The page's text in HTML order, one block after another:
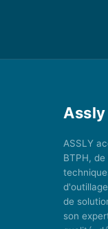
ASSLY
BTPH,
de
son